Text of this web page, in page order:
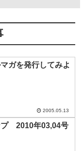
ガを発行してみよ
2005.05.13
プ 2010年03,04号